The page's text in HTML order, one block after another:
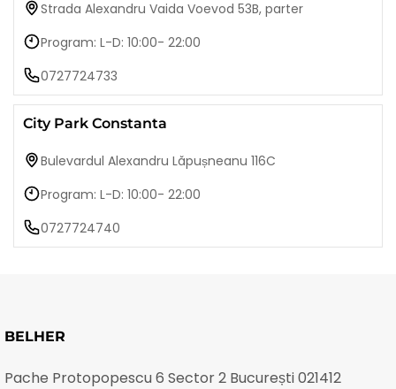
Strada Alexandru Vaida Voevod 53B, parter
Program: L-D: 10:00- 22:00
0727724733
City Park Constanta
Bulevardul Alexandru Lăpușneanu 116C
Program: L-D: 10:00- 22:00
0727724740
BELHER
Pache Protopopescu 6 Sector 2 București 021412